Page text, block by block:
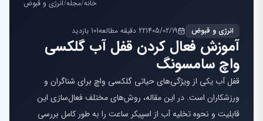
خانه/مجله/انرژی و قبوض
انرژی و قبوض 1405/02/1922 دقیقه مطالعه 101 بازدید
آموزش فعال کردن قفل آب گلکسی
واچ سامسونگ
قفل آب یکی از ویژگی‌های حیاتی گلکسی واچ برای شناگران و
ورزشکاران است. در این مقاله، روش‌های مختلف فعال‌سازی این
قابلیت و نحوه تخلیه آب از اسپیکر ساعت را به طور کامل بررسی